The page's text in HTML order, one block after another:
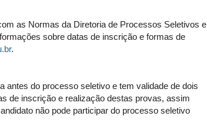
as Normas da Diretoria de Processos Seletivos e
sobre datas de inscrição e formas de
.
antes do processo seletivo e tem validade de dois
de inscrição e realização destas provas, assim
não pode participar do processo seletivo